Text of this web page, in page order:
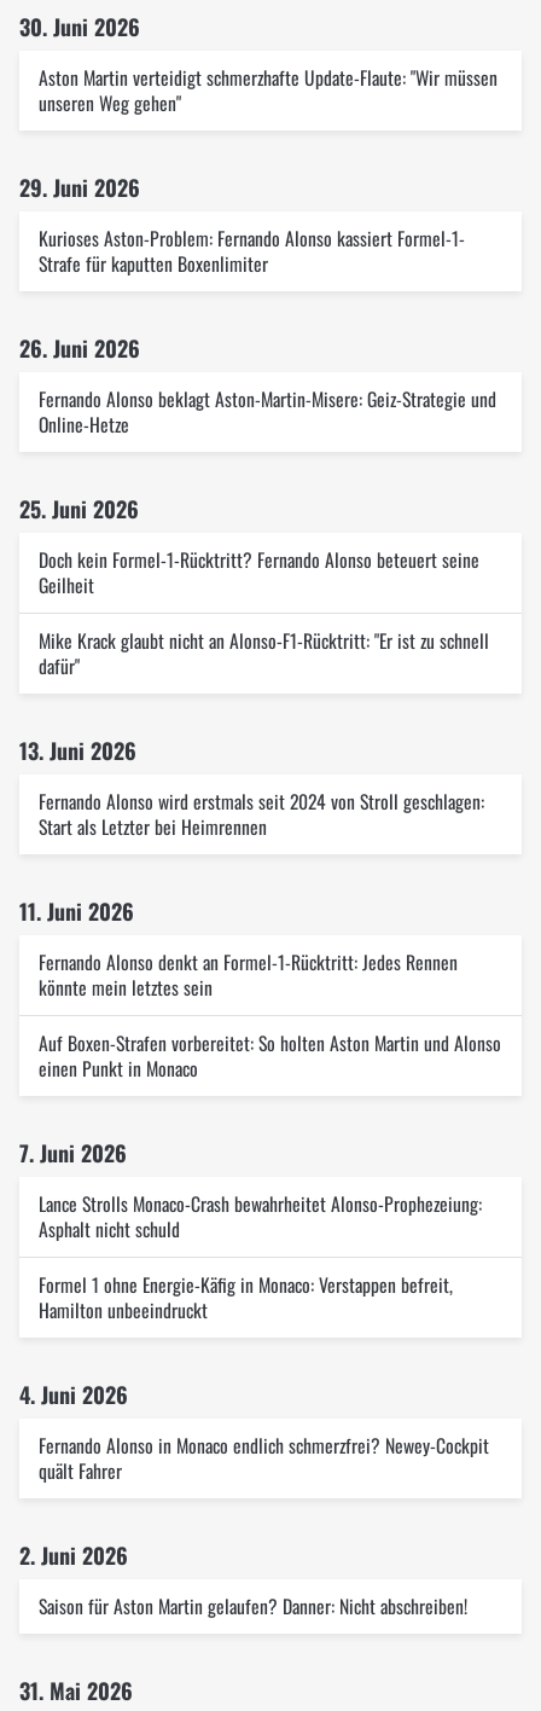
30. Juni 2026
Aston Martin verteidigt schmerzhafte Update-Flaute: "Wir müssen
unseren Weg gehen"
29. Juni 2026
Kurioses Aston-Problem: Fernando Alonso kassiert Formel-1-
Strafe für kaputten Boxenlimiter
26. Juni 2026
Fernando Alonso beklagt Aston-Martin-Misere: Geiz-Strategie und
Online-Hetze
25. Juni 2026
Doch kein Formel-1-Rücktritt? Fernando Alonso beteuert seine
Geilheit
Mike Krack glaubt nicht an Alonso-F1-Rücktritt: "Er ist zu schnell
dafür"
13. Juni 2026
Fernando Alonso wird erstmals seit 2024 von Stroll geschlagen:
Start als Letzter bei Heimrennen
11. Juni 2026
Fernando Alonso denkt an Formel-1-Rücktritt: Jedes Rennen
könnte mein letztes sein
Auf Boxen-Strafen vorbereitet: So holten Aston Martin und Alonso
einen Punkt in Monaco
7. Juni 2026
Lance Strolls Monaco-Crash bewahrheitet Alonso-Prophezeiung:
Asphalt nicht schuld
Formel 1 ohne Energie-Käfig in Monaco: Verstappen befreit,
Hamilton unbeeindruckt
4. Juni 2026
Fernando Alonso in Monaco endlich schmerzfrei? Newey-Cockpit
quält Fahrer
2. Juni 2026
Saison für Aston Martin gelaufen? Danner: Nicht abschreiben!
31. Mai 2026